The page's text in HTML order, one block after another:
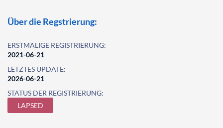
Über die Regstrierung:
ERSTMALIGE REGISTRIERUNG:
2021-06-21
LETZTES UPDATE:
2026-06-21
STATUS DER REGISTRIERUNG:
LAPSED